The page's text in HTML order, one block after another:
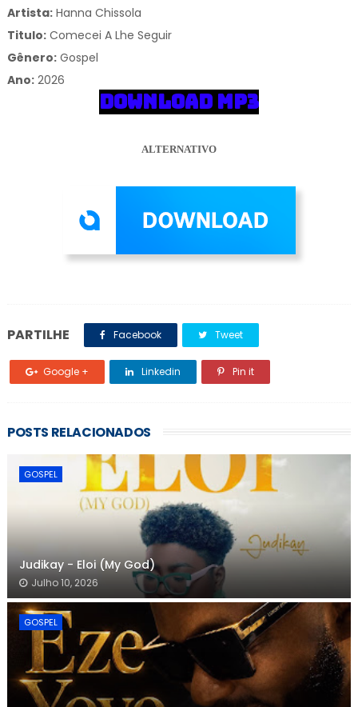
Artista:Hanna Chissola
Titulo:Comecei A Lhe Seguir
Gênero: Gospel
Ano:2026
DOWNLOAD MP3
ALTERNATIVO
PARTILHE Facebook Tweet
Google + Linkedin Pin it
POSTS RELACIONADOS
GOSPEL
Judikay - Eloi (My God)
Julho 10, 2026
GOSPEL